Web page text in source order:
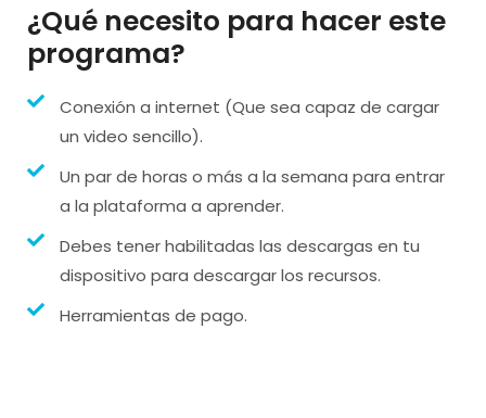
¿Qué necesito para hacer este
programa?
Conexión a internet (Que sea capaz de cargar
un video sencillo).
Un par de horas o más a la semana para entrar
a la plataforma a aprender.
Debes tener habilitadas las descargas en tu
dispositivo para descargar los recursos.
Herramientas de pago.